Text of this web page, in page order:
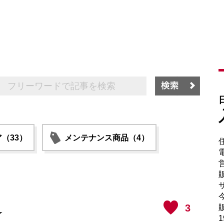
33） メンテナンス商品（4）
3